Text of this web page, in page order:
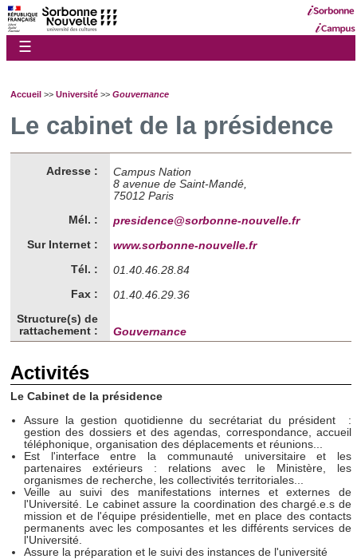
☰
Accueil >> Université >> Gouvernance
Le cabinet de la présidence
Adresse :
Campus Nation
8 avenue de Saint-Mandé,
75012 Paris
Mél. :
presidence@sorbonne-nouvelle.fr
Sur Internet :
www.sorbonne-nouvelle.fr
Tél. :
01.40.46.28.84
Fax :
01.40.46.29.36
Structure(s) de
rattachement :
Gouvernance
Activités
Le Cabinet de la présidence
Assure la gestion quotidienne du secrétariat du président :
gestion des dossiers et des agendas, correspondance, accueil
téléphonique, organisation des déplacements et réunions...
Est l'interface entre la communauté universitaire et les
partenaires extérieurs : relations avec le Ministère, les
organismes de recherche, les collectivités territoriales...
Veille au suivi des manifestations internes et externes de
l'Université. Le cabinet assure la coordination des chargé.e.s de
mission et de l'équipe présidentielle, met en place des contacts
permanents avec les composantes et les différents services de
l'Université.
Assure la préparation et le suivi des instances de l'université